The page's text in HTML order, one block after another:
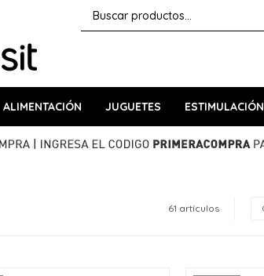
ALIMENTACIÓN JUGUETES ESTIMULACIÓN
61 artículos